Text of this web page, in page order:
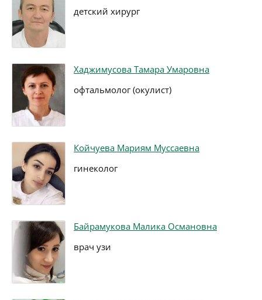
детский хирург
Хаджимусова Тамара Умаровна
офтальмолог (окулист)
Койчуева Мариям Муссаевна
гинеколог
Байрамукова Малика Османовна
врач узи